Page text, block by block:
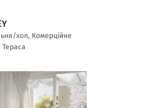
хол, Комерційне